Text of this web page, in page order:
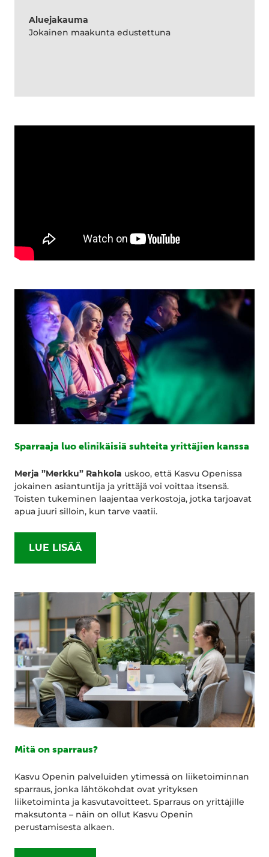
Aluejakauma
Jokainen maakunta edustettuna
Sparraaja luo elinikäisiä suhteita yrittäjien kanssa
Merja ”Merkku” Rahkola uskoo, että Kasvu Openissa
jokainen asiantuntija ja yrittäjä voi voittaa itsensä.
Toisten tukeminen laajentaa verkostoja, jotka tarjoavat
apua juuri silloin, kun tarve vaatii.
LUE LISÄÄ
Mitä on sparraus?
Kasvu Openin palveluiden ytimessä on liiketoiminnan
sparraus, jonka lähtökohdat ovat yrityksen
liiketoiminta ja kasvutavoitteet. Sparraus on yrittäjille
maksutonta – näin on ollut Kasvu Openin
perustamisesta alkaen.